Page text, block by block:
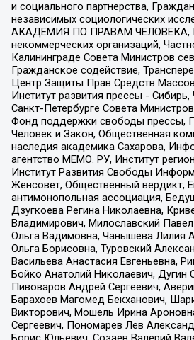
и социального партнерства,
независимых социологических
АКАДЕМИЯ ПО ПРАВАМ ЧЕЛОВЕКА,
некоммерческих организаций,
Калининграде Совета Министров
Гражданское содействие,
Центр Защиты Прав Средств
Институт развития прессы -
Санкт-Петербурге Совета
Фонд поддержки свободы прессы,
Человек и Закон, Общественная
наследия академика Сахарова,
агентство МЕМО. РУ, Институт
Институт Развития Свободы
Женсовет, Общественный вердикт,
антимонопольная ассоциация,
Дзугкоева Регина Николаевна,
Владимирович, Милославский
Ольга Вадимовна, Чанышева Лилия
Ольга Борисовна, Туровский
Васильева Анастасия Евгеньевна,
Бойко Анатолий Николаевич, Дугин
Пивоваров Андрей Сергеевич,
Барахоев Магомед Бекханович,
Викторович, Мошель Ирина
Сергеевич, Пономарев Лев